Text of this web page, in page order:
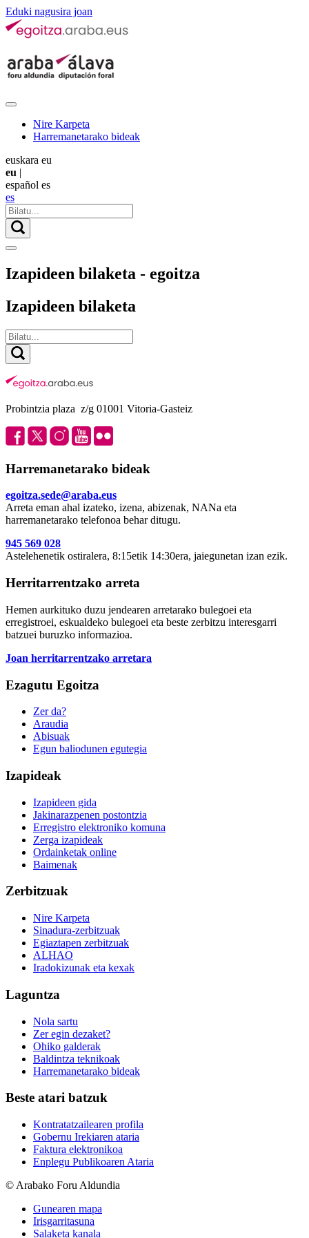
Eduki nagusira joan
Nire Karpeta
Harremanetarako bideak
euskara eu
eu |
español es
es
Izapideen bilaketa - egoitza
Izapideen bilaketa
Probintzia plaza z/g 01001 Vitoria-Gasteiz
Harremanetarako bideak
egoitza.sede@araba.eus
Arreta eman ahal izateko, izena, abizenak, NANa eta
harremanetarako telefonoa behar ditugu.
945 569 028
Astelehenetik ostiralera, 8:15etik 14:30era, jaiegunetan izan ezik.
Herritarrentzako arreta
Hemen aurkituko duzu jendearen arretarako bulegoei eta
erregistroei, eskualdeko bulegoei eta beste zerbitzu interesgarri
batzuei buruzko informazioa.
Joan herritarrentzako arretara
Ezagutu Egoitza
Zer da?
Araudia
Abisuak
Egun baliodunen egutegia
Izapideak
Izapideen gida
Jakinarazpenen postontzia
Erregistro elektroniko komuna
Zerga izapideak
Ordainketak online
Baimenak
Zerbitzuak
Nire Karpeta
Sinadura-zerbitzuak
Egiaztapen zerbitzuak
ALHAO
Iradokizunak eta kexak
Laguntza
Nola sartu
Zer egin dezaket?
Ohiko galderak
Baldintza teknikoak
Harremanetarako bideak
Beste atari batzuk
Kontratatzailearen profila
Gobernu Irekiaren ataria
Faktura elektronikoa
Enplegu Publikoaren Ataria
© Arabako Foru Aldundia
Gunearen mapa
Irisgarritasuna
Salaketa kanala